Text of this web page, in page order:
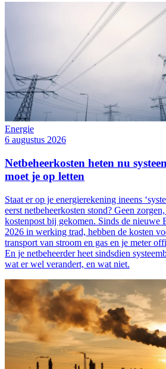
Energie
6 augustus 2026
Netbeheerkosten heten nu
moet je op letten
Staat er op je energierekening ineens
eerst netbeheerkosten stond? Geen
kostenpost bij gekomen. Sinds de nieuwe
2026 in werking trad, hebben de kosten
transport van stroom en gas en je meter
En je netbeheerder heet sindsdien
wat er wel verandert, en wat niet.